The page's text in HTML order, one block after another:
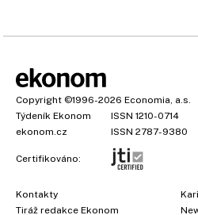
Copyright ©1996-2026 Economia, a.s.
Týdeník Ekonom
ISSN 1210-0714
ekonom.cz
ISSN 2787-9380
Certifikováno:
Kontakty
Tiráž redakce Ekonom